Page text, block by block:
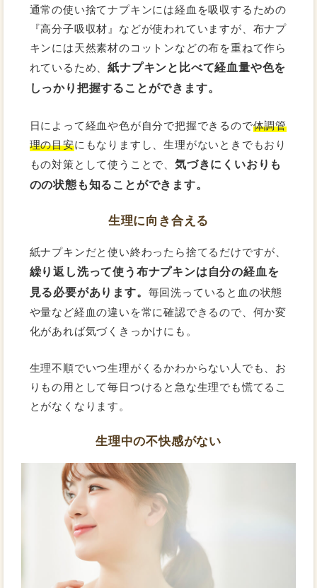
通常の使い捨てナプキンには経血を吸収するための
『高分子吸収材』などが使われていますが、布ナプ
キンには天然素材のコットンなどの布を重ねて作ら
れているため、紙ナプキンと比べて経血量や色を
しっかり把握することができます。
日によって経血や色が自分で把握できるので体調管
理の目安にもなりますし、生理がないときでもおり
もの対策として使うことで、気づきにくいおりも
のの状態も知ることができます。
生理に向き合える
紙ナプキンだと使い終わったら捨てるだけですが、
繰り返し洗って使う布ナプキンは自分の経血を
見る必要があります。 毎回洗っていると血の状態
や量など経血の違いを常に確認できるので、何か変
化があれば気づくきっかけにも。
生理不順でいつ生理がくるかわからない人でも、お
りもの用として毎日つけると急な生理でも慌てるこ
とがなくなります。
生理中の不快感がない